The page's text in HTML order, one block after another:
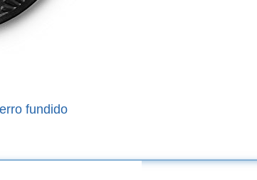
fundido